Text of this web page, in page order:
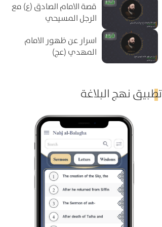
قصة الامام الصادق (ع) مع
الرجل المسيحي
اسرار عن ظهور الامام
المهدي (عج)
تطبيق نهج البلاغة